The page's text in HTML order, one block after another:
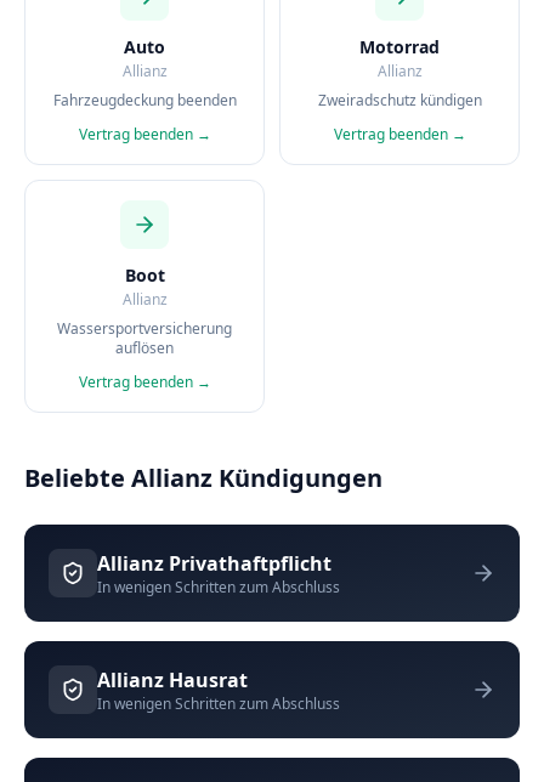
Auto
Allianz
Fahrzeugdeckung beenden
Vertrag beenden →
Motorrad
Allianz
Zweiradschutz kündigen
Vertrag beenden →
Boot
Allianz
Wassersportversicherung
auflösen
Vertrag beenden →
Beliebte Allianz Kündigungen
Allianz Privathaftpflicht
In wenigen Schritten zum Abschluss
Allianz Hausrat
In wenigen Schritten zum Abschluss